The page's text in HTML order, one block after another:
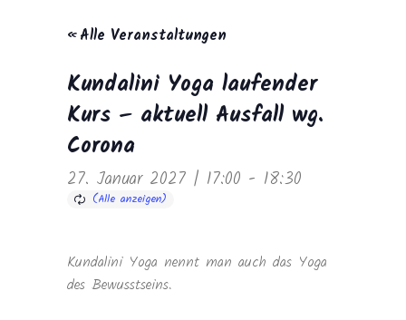
« Alle Veranstaltungen
Kundalini Yoga laufender
Kurs – aktuell Ausfall wg.
Corona
27. Januar 2027 | 17:00 - 18:30
Kundalini Yoga nennt man auch das Yoga
des Bewusstseins.